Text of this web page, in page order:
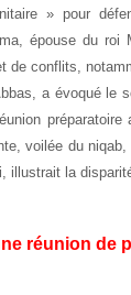
» pour
épouse du
de conflits,
a évoqué le
voilée du
illustrait la
réunion de